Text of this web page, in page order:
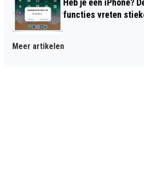
functies vreten
Meer artikelen